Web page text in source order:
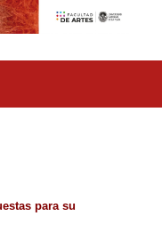
para su